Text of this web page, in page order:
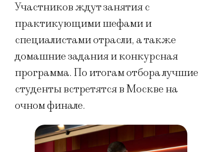
Участников ждут занятия с
практикующими шефами и
специалистами отрасли, а также
домашние задания и конкурсная
программа. По итогам отбора лучшие
студенты встретятся в Москве на
очном финале.